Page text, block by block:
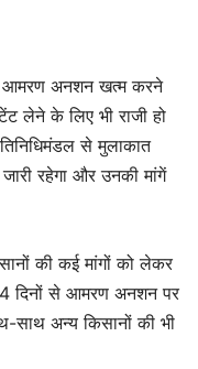
आमरण अनशन खत्म करने
लेने के लिए भी राजी हो
से मुलाकात
रहेगा और उनकी मांगें
की कई मांगों को लेकर
दिनों से आमरण अनशन पर
अन्य किसानों की भी